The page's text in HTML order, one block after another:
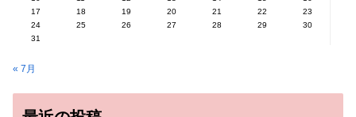
17
18 19 20 21 22
23
24
25 26 27 28 29
30
31
« 7月